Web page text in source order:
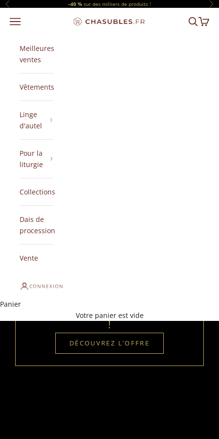
Passer au contenu
Précédent –40 % sur des milliers de produits !
CHASUBLES.FR
Menu Panier
Meilleures
ventes
Vêtements
Linge
d'autel
Pour la
liturgie
Collections
Dais de
procession
Vente
CONNEXION
Panier
Votre panier est vide
!
DÉCOUVREZ L’OFFRE